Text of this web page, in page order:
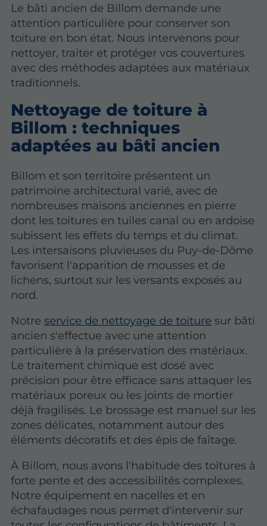
Le bâti ancien de Billom demande une
attention particulière pour conserver son
toiture en bon état. Nous intervenons pour
nettoyer, traiter et protéger vos couvertures
avec des méthodes adaptées aux matériaux
traditionnels.
Nettoyage de toiture à
Billom : techniques
adaptées au bâti ancien
Billom et son territoire présentent un
patrimoine architectural varié, avec de
nombreuses maisons anciennes en pierre
dont les toitures en tuiles canal ou en ardoise
subissent les effets du temps et du climat.
Les intersaisons pluvieuses du Puy-de-Dôme
favorisent l'apparition de mousses et de
lichens, surtout sur les versants exposés au
nord.
Notreservice de nettoyage de toiture sur bâti
ancien s'effectue avec une attention
particulière à la préservation des matériaux.
Le traitement chimique est dosé avec
précision pour être efficace sans attaquer les
matériaux poreux ou les joints de mortier
déjà fragilisés. Le brossage est manuel sur les
zones délicates, notamment autour des
éléments décoratifs et des épis de faîtage.
À Billom, nous avons l'habitude des toitures à
forte pente et des accessibilités complexes.
Notre équipement en nacelles et en
échafaudages nous permet d'intervenir sur